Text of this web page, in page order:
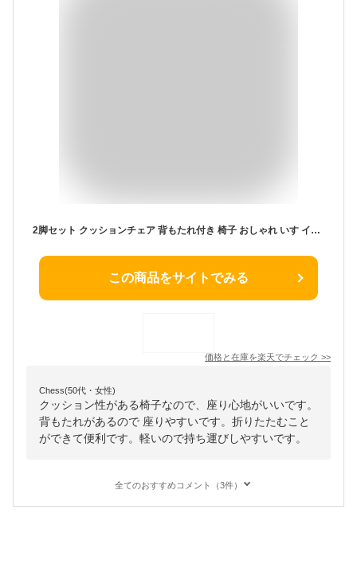
2脚セット クッションチェア 背もたれ付き 椅子 おしゃれ いす イス 折りたたみ 折り畳み チェア ダイニングチェア キッチンチェア コンパクト シンプル 折りたたみチェア スツール 簡易椅子 来客用 フォールディングチェア 同色2脚セット
この商品をサイトでみる
価格と在庫を楽天でチェック >>
Chess(50代・女性)
クッション性がある椅子なので、座り心地がいいです。
背もたれがあるので 座りやすいです。折りたたむこと
ができて便利です。軽いので持ち運びしやすいです。
全てのおすすめコメント（3件）